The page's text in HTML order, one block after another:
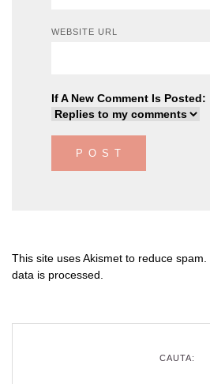
WEBSITE URL
If A New Comment Is Posted:
This site uses Akismet to reduce spam.
data is processed
CAUTA: